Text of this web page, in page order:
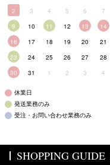
2
3 4 5 6 7
9
10 11 12 13 14
16
17 18 19 20 21
23
24 25 26 27 28
30
31 1 2 3 4
休業日
発送業務のみ
受注・お問い合わせ業務のみ
SHOPPING GUIDE